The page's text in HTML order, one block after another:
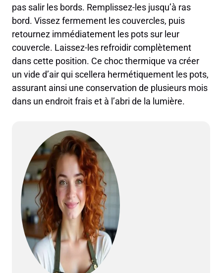
pas salir les bords. Remplissez-les jusqu’à ras
bord. Vissez fermement les couvercles, puis
retournez immédiatement les pots sur leur
couvercle. Laissez-les refroidir complètement
dans cette position. Ce choc thermique va créer
un vide d’air qui scellera hermétiquement les pots,
assurant ainsi une conservation de plusieurs mois
dans un endroit frais et à l’abri de la lumière.